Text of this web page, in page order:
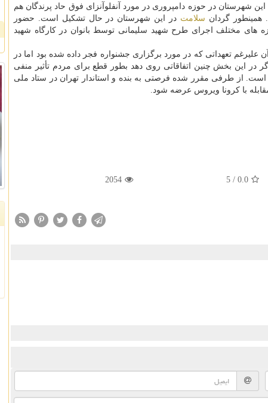
شهرستان در حوزه دامپروری در مورد آنفلوآنزای فوق حاد پرندگان هم
همینطور گردان سلامت در این شهرستان در حال تشکیل است. حضور
های مختلف اجرای طرح شهید سلیمانی توسط بانوان در کارگاه شهید
تعهداتی که در مورد برگزاری جشنواره فجر داده شده بود اما در
در این بخش چنین اتفاقاتی روی دهد بطور قطع برای مردم تأثیر منفی
هم اکنون میزان رعایت فاصله گذاری در تهران ۷۳ درصد است. از طرفی مقرر شده فرصتی به بنده و استاندار تهران در ستاد ملی
با کرونا ویروس عرضه شود.
0.0
/
5
2054